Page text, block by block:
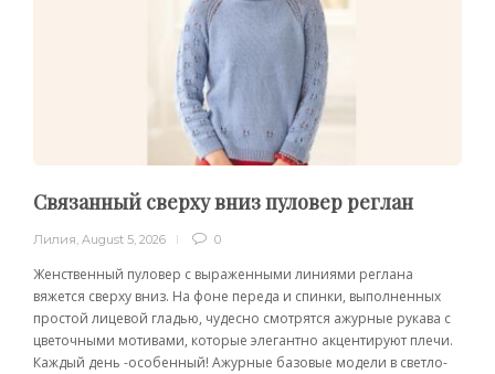
Связанный сверху вниз пуловер реглан
Лилия, August 5, 2026 0
Женственный пуловер с выраженными линиями реглана
вяжется сверху вниз. На фоне переда и спинки, выполненных
простой лицевой гладью, чудесно смотрятся ажурные рукава с
цветочными мотивами, которые элегантно акцентируют плечи.
Каждый день -особенный! Ажурные базовые модели в светло-